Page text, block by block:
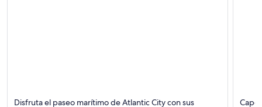
Disfruta el paseo marítimo de Atlantic City con sus
Cape